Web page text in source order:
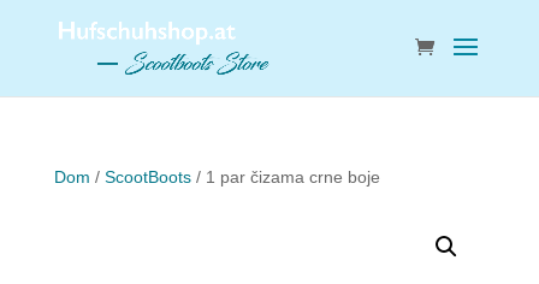
Dom / ScootBoots/ 1 par čizama crne boje